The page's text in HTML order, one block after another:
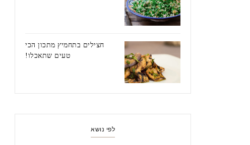
חצילים בתחמיץ מתכון הכי
טעים שתאכלו!
לפי נושא